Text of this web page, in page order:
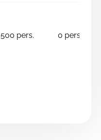
500 pers. 0 pers.